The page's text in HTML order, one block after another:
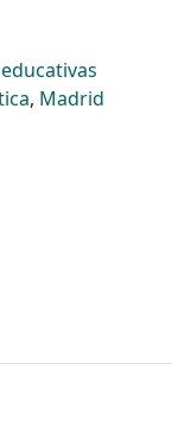
, Madrid